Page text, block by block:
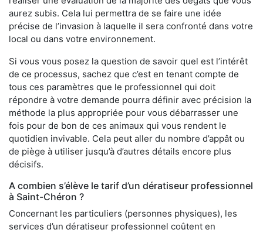
aurez subis. Cela lui permettra de se faire une idée
précise de l’invasion à laquelle il sera confronté dans votre
local ou dans votre environnement.
Si vous vous posez la question de savoir quel est l’intérêt
de ce processus, sachez que c’est en tenant compte de
tous ces paramètres que le professionnel qui doit
répondre à votre demande pourra définir avec précision la
méthode la plus appropriée pour vous débarrasser une
fois pour de bon de ces animaux qui vous rendent le
quotidien invivable. Cela peut aller du nombre d’appât ou
de piège à utiliser jusqu’à d’autres détails encore plus
décisifs.
A combien s’élève le tarif d’un dératiseur professionnel
à Saint-Chéron ?
Concernant les particuliers (personnes physiques), les
services d’un dératiseur professionnel coûtent en